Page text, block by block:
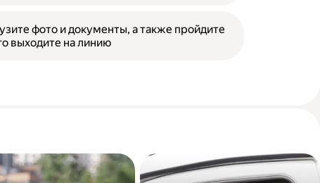
фото и документы, а также пройдите
выходите на линию